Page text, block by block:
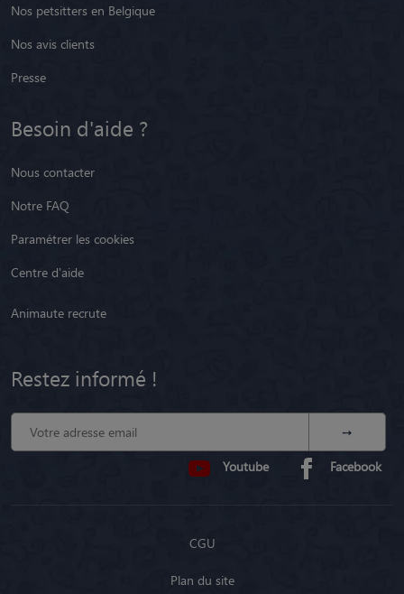
Nos petsitters en Belgique
Nos avis clients
Presse
Besoin d'aide ?
Nous contacter
Notre FAQ
Paramétrer les cookies
Centre d'aide
Animaute recrute
Restez informé !
Youtube Facebook
CGU
Plan du site